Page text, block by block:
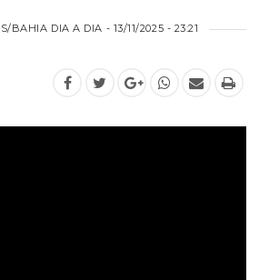
BAHIA DIA A DIA - 13/11/2025 - 23:21